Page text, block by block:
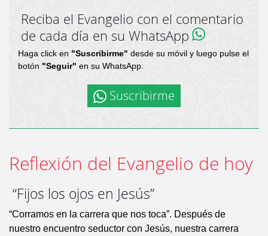
Reciba el Evangelio con el comentario
de cada día en su WhatsApp
Haga click en "Suscribirme" desde su móvil y luego pulse el
botón "Seguir" en su WhatsApp.
Suscribirme
Reflexión del Evangelio de hoy
“Fijos los ojos en Jesús”
“Corramos en la carrera que nos toca”. Después de
nuestro encuentro seductor con Jesús, nuestra carrera